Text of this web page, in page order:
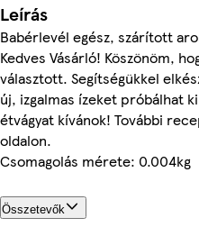
Leírás
Babérlevél egész, szárított
Kedves Vásárló! Köszönöm,
választott. Segítségükkel
új, izgalmas ízeket próbálhat
étvágyat kívánok! További
oldalon.
Csomagolás mérete: 0.004kg
Összetevők